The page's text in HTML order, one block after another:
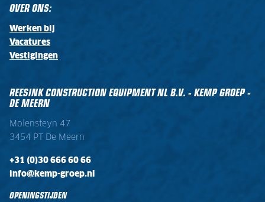
OVER ONS:
Werken bij
Vacatures
Vestigingen
REESINK CONSTRUCTION EQUIPMENT NL B.V. - KEMP GROEP -
DE MEERN
Molensteyn 47
3454 PT De Meern
+31 (0)30 666 60 66
info@kemp-groep.nl
OPENINGSTIJDEN